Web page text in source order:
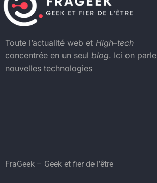
Toute l’actualité web et High–tech
concentrée en un seul blog. Ici on parle
nouvelles technologies
FraGeek – Geek et fier de l’être